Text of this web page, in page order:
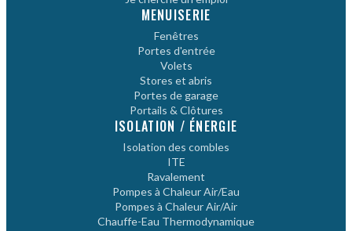
MENUISERIE
Fenêtres
Portes d'entrée
Volets
Stores et abris
Portes de garage
Portails & Clôtures
ISOLATION / ÉNERGIE
Isolation des combles
ITE
Ravalement
Pompes à Chaleur Air/Eau
Pompes à Chaleur Air/Air
Chauffe-Eau Thermodynamique